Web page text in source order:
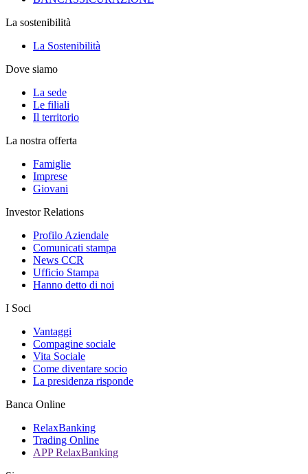
La sostenibilità
La Sostenibilità
Dove siamo
La sede
Le filiali
Il territorio
La nostra offerta
Famiglie
Imprese
Giovani
Investor Relations
Profilo Aziendale
Comunicati stampa
News CCR
Ufficio Stampa
Hanno detto di noi
I Soci
Vantaggi
Compagine sociale
Vita Sociale
Come diventare socio
La presidenza risponde
Banca Online
RelaxBanking
Trading Online
APP RelaxBanking